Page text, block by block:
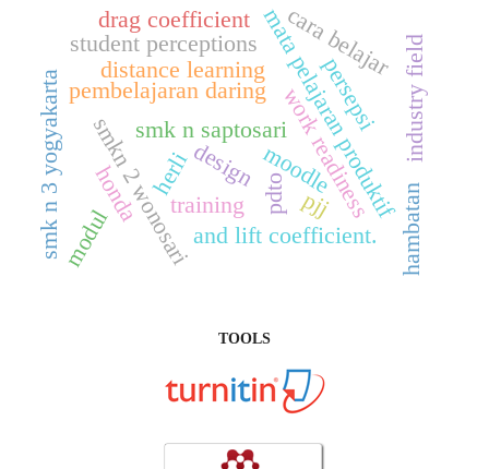
moodle
training pdto
smkn 2 wonosari work readiness
mata pelajaran produktif
pembelajaran daring
distance learning
smk n saptosari persepsi
hambatan
smk n 3 yogyakarta
cara belajar
honda
industry field
student perceptions
and lift coefficient.
drag coefficient
design
modul
herli
pjj
TOOLS